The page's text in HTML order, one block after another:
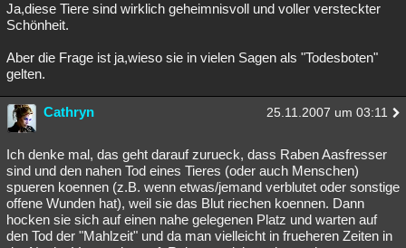
Ja,diese Tiere sind wirklich geheimnisvoll und voller versteckter
Schönheit.
Aber die Frage ist ja,wieso sie in vielen Sagen als "Todesboten"
gelten.
Cathryn 25.11.2007 um 03:11
Ich denke mal, das geht darauf zurueck, dass Raben Aasfresser
sind und den nahen Tod eines Tieres (oder auch Menschen)
spueren koennen (z.B. wenn etwas/jemand verblutet oder sonstige
offene Wunden hat), weil sie das Blut riechen koennen. Dann
hocken sie sich auf einen nahe gelegenen Platz und warten auf
den Tod der "Mahlzeit" und da man vielleicht in frueheren Zeiten in